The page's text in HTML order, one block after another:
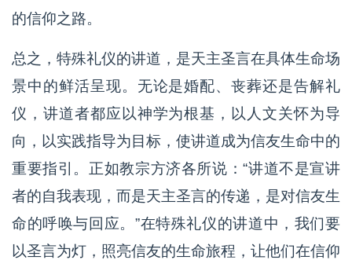
的信仰之路。
总之，特殊礼仪的讲道，是天主圣言在具体生命场
景中的鲜活呈现。无论是婚配、丧葬还是告解礼
仪，讲道者都应以神学为根基，以人文关怀为导
向，以实践指导为目标，使讲道成为信友生命中的
重要指引。正如教宗方济各所说：“讲道不是宣讲
者的自我表现，而是天主圣言的传递，是对信友生
命的呼唤与回应。”在特殊礼仪的讲道中，我们要
以圣言为灯，照亮信友的生命旅程，让他们在信仰